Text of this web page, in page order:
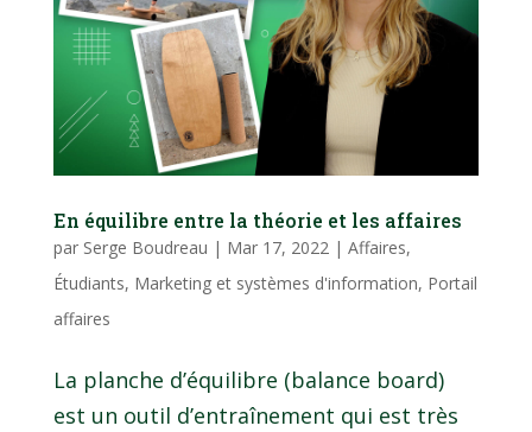
En équilibre entre la théorie et les affaires
par Serge Boudreau | Mar 17, 2022| Affaires,
Étudiants, Marketing et systèmes d'information, Portail
affaires
La planche d’équilibre (balance board)
est un outil d’entraînement qui est très